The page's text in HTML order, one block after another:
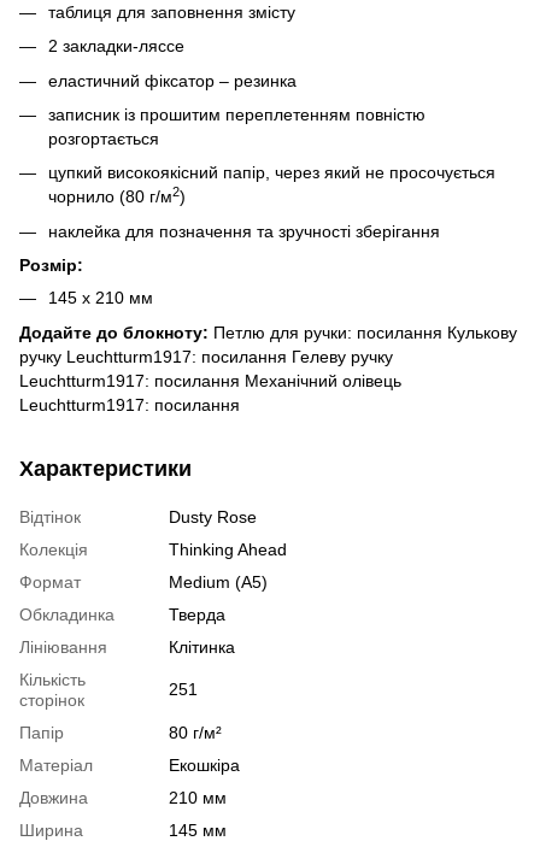
таблиця для заповнення змісту
2 закладки-ляссе
еластичний фіксатор – резинка
записник із прошитим переплетенням повністю
розгортається
цупкий високоякісний папір, через який не просочується
чорнило (80 г/м2)
наклейка для позначення та зручності зберігання
Розмір:
145 х 210 мм
Додайте до блокноту: Петлю для ручки: посилання Кулькову
ручку Leuchtturm1917: посилання Гелеву ручку
Leuchtturm1917: посилання Механічний олівець
Leuchtturm1917: посилання
Характеристики
Відтінок
Dusty Rose
Колекція
Thinking Ahead
Формат
Medium (A5)
Обкладинка
Тверда
Лініювання
Клітинка
Кількість
сторінок
251
Папір
80 г/м²
Матеріал
Екошкіра
Довжина
210 мм
Ширина
145 мм